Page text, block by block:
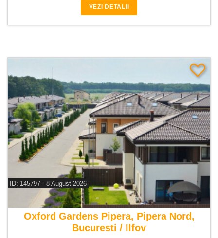
VEZI DETALII
ID: 145797 - 8 August 2026
De inchiriat vila 5 camere
Oxford Gardens Pipera, Pipera Nord,
Bucuresti / Ilfov